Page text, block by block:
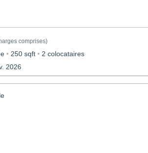
comprises)
• 250 sqft • 2 colocataires
2026